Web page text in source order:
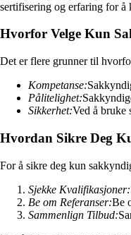
sertifisering og erfaring for å
Hvorfor Velge Kun
Det er flere grunner til
Kompetanse:
Pålitelighet:
Sikkerhet:Ved å bruke
Hvordan Sikre Deg
For å sikre deg kun
Sjekke Kvalifikasjoner:
Be om Referanser:Be
Sammenlign Tilbud: